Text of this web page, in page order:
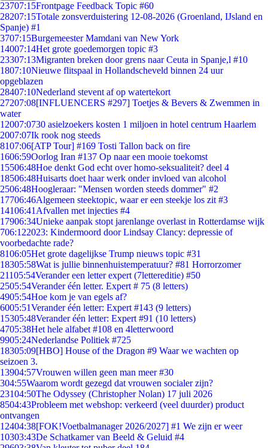
23707:15Frontpage Feedback Topic #60
28207:15Totale zonsverduistering 12-08-2026 (Groenland, IJsland en
Spanje) #1
3707:15Burgemeester Mamdani van New York
14007:14Het grote goedemorgen topic #3
23307:13Migranten breken door grens naar Ceuta in Spanje,l #10
1807:10Nieuwe flitspaal in Hollandscheveld binnen 24 uur
opgeblazen
28407:10Nederland stevent af op watertekort
27207:08[INFLUENCERS #297] Toetjes & Bevers & Zwemmen in
water
12007:0730 asielzoekers kosten 1 miljoen in hotel centrum Haarlem
2007:07Ik rook nog steeds
8107:06[ATP Tour] #169 Tosti Tallon back on fire
1606:59Oorlog Iran #137 Op naar een mooie toekomst
15506:48Hoe denkt God echt over homo-seksualiteit? deel 4
18506:48Huisarts doet haar werk onder invloed van alcohol
2506:48Hoogleraar: "Mensen worden steeds dommer" #2
17706:46Algemeen steektopic, waar er een steekje los zit #3
14106:41 Afvallen met injecties #4
17906:34Unieke aanpak stopt jarenlange overlast in Rotterdamse wijk
706:122023: Kindermoord door Lindsay Clancy: depressie of
voorbedachte rade?
8106:05Het grote dagelijkse Trump nieuws topic #31
18305:58Wat is jullie binnenhuistemperatuur? #81 Horrorzomer
21105:54Verander een letter expert (7lettereditie) #50
2505:54Verander één letter. Expert # 75 (8 letters)
4905:54Hoe kom je van egels af?
6005:51Verander één letter: Expert #143 (9 letters)
15305:48Verander één letter: Expert #91 (10 letters)
4705:38Het hele alfabet #108 en 4letterwoord
9905:24Nederlandse Politiek #725
18305:09[HBO] House of the Dragon #9 Waar we wachten op
seizoen 3.
13904:57Vrouwen willen geen man meer #30
304:55Waarom wordt gezegd dat vrouwen socialer zijn?
23104:50The Odyssey (Christopher Nolan) 17 juli 2026
8504:43Probleem met webshop: verkeerd (veel duurder) product
ontvangen
12404:38[FOK!Voetbalmanager 2026/2027] #1 We zijn er weer
10303:43De Schatkamer van Beeld & Geluid #4